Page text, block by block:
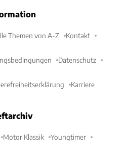
Themen von A-Z Kontakt
Datenschutz
Karriere
Motor Klassik Youngtimer